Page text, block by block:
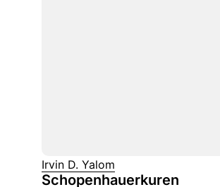
Irvin D. Yalom
Schopenhauerkuren